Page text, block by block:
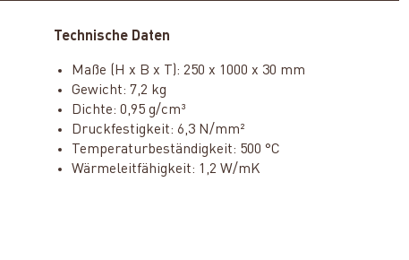
Technische Daten
Maße (H x B x T): 250 x 1000 x 30 mm
Gewicht: 7,2 kg
Dichte: 0,95 g/cm³
Druckfestigkeit: 6,3 N/mm²
Temperaturbeständigkeit: 500 °C
Wärmeleitfähigkeit: 1,2 W/mK